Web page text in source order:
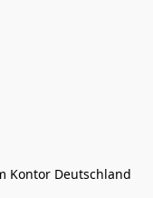
Kontor Deutschland